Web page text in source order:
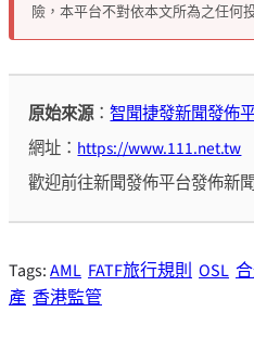
險，本平台不對依本文所為之任何
原始來源：智聞捷發新聞發佈
網址： https://www.111.net.tw
歡迎前往新聞發佈平台發佈新聞
Tags:AML FATF旅行規則 OSL
產 香港監管